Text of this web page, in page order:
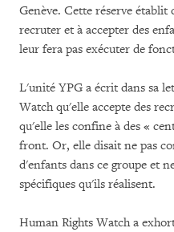
Genève. Cette réserve
recruter et à accepter des
leur fera pas exécuter de
L'unité YPG a écrit dans sa
Watch qu'elle accepte des
qu'elle les confine à des «
front. Or, elle disait ne pas
d'enfants dans ce groupe et
spécifiques qu'ils réalisent.
Human Rights Watch a